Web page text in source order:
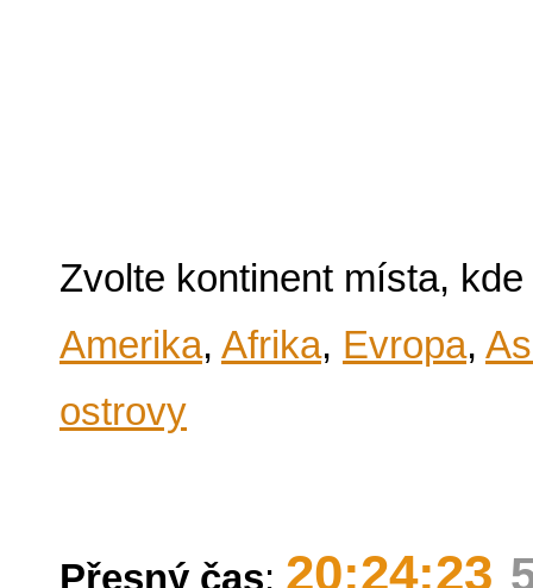
Zvolte kontinent místa,
Amerika, Afrika, Evropa,
ostrovy
Přesný čas: 20:24:23